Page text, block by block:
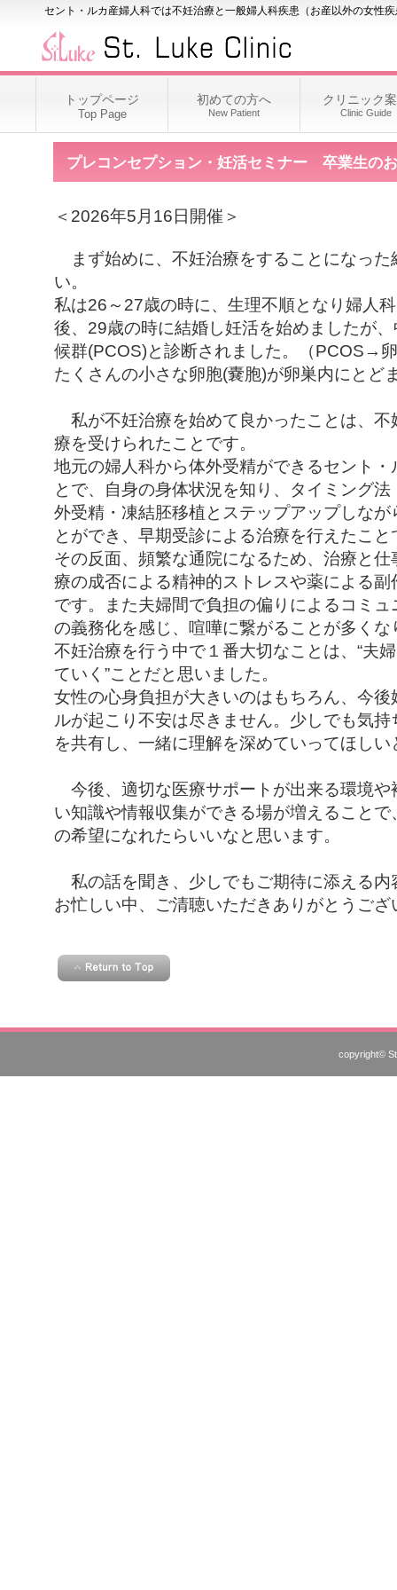
セント・ルカ産婦人科では不妊治療と一般婦人科疾患（お産以外の女性
プレコンセプション・妊活セミナー 卒業生の
＜2026年5月16日開催＞
まず始めに、不妊治療をすることになった
い。
私は26 ～ 27歳の時に、生理不順となり婦人
後、 29歳の時に結婚し妊活を始めましたが
候群(PCOS)と診断されました。（PCOS→
たくさんの小さな卵胞(嚢胞)が卵巣内にとど
私が不妊治療を始めて良かったことは、不
療を受けられたことです。
地元の婦人科から体外受精ができるセント
とで、自身の身体状況を知り、タイミング
外受精・凍結胚移植とステップアップしな
とができ、早期受診による治療を行えたこと
その反面、頻繁な通院になるため、治療と
療の成否による精神的ストレスや薬による
です。また夫婦間で負担の偏りによるコミ
の義務化を感じ、喧嘩に繋がることが多くな
不妊治療を行う中で１番大切なことは、“夫
ていく”ことだと思いました。
女性の心身負担が大きいのはもちろん、今
ルが起こり不安は尽きません。少しでも気
を共有し、一緒に理解を深めていってほしい
今後、適切な医療サポートが出来る環境や
い知識や情報収集ができる場が増えること
の希望になれたらいいなと思います。
私の話を聞き、少しでもご期待に添える内
お忙しい中、ご清聴いただきありがとうござ
トップページ
Top Page
初めての方へ
New Patient
クリニック
Clinic Guide
copyright©